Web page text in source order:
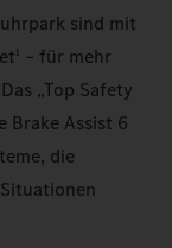
sind mit
1 – für mehr
„Top Safety
Brake Assist 6
die